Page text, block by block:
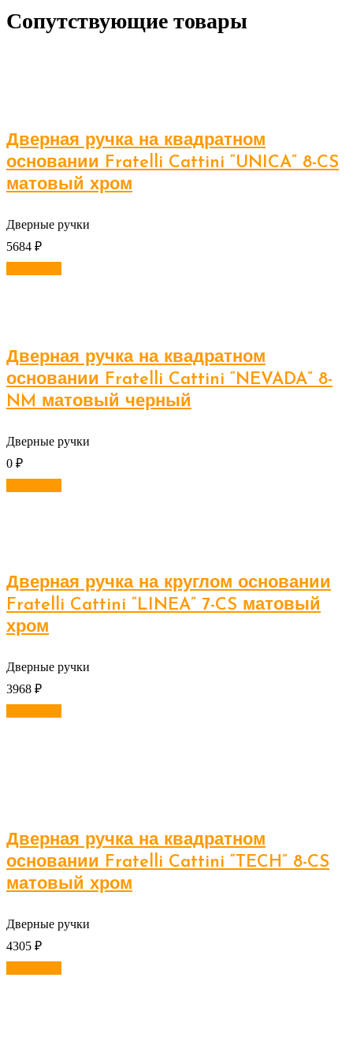
Сопутствующие товары
Дверная ручка на квадратном
основании Fratelli Cattini “UNICA” 8-CS
матовый хром
Дверные ручки
5684 ₽
Дверная ручка на квадратном
основании Fratelli Cattini “NEVADA” 8-
NM матовый черный
Дверные ручки
0 ₽
Дверная ручка на круглом основании
Fratelli Cattini “LINEA” 7-CS матовый
хром
Дверные ручки
3968 ₽
Дверная ручка на квадратном
основании Fratelli Cattini “TECH” 8-CS
матовый хром
Дверные ручки
4305 ₽